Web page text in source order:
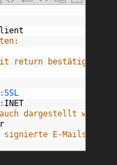
return bestätigen
SSL
INET
dargestellt werden
signierte E-Mails